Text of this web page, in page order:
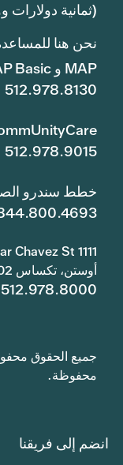
(ثمانية دولارات
نحن هنا
MAP و MAP Basic
512.978.8130
512.978.9015
خطط سندرو
1111 East Cesar Chavez St. 1111 East Cesar Chavez St.
أوستن، تكساس 78702
512.978.8000
محفوظة.
انضم إلى فريقنا